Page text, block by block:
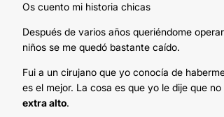
Os cuento mi historia chicas
Después de varios años queriéndome
niños se me quedó bastante caído.
Fui a un cirujano que yo conocía de
es el mejor. La cosa es que yo le dije que
extra alto.